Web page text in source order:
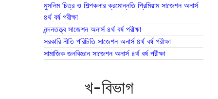
মুসলিম চিত্র ও শিল্পকলার ক্রমোন্নতি প্রিমিয়াম সাজেশন অনার্স
৪র্থ বর্ষ পরীক্ষা
নন্দনতত্ত্ব সাজেশন অনার্স ৪র্থ বর্ষ পরীক্ষা
সরকারি নীতি পরিচিতি সাজেশন অনার্স ৪র্থ বর্ষ পরীক্ষা
সামাজিক জনবিজ্ঞান সাজেশন অনার্স ৪র্থ বর্ষ পরীক্ষা
খ-বিভাগ